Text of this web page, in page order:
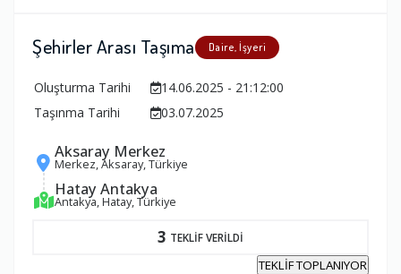
Şehirler Arası Taşıma Daire, İşyeri
Oluşturma Tarihi
14.06.2025 - 21:12:00
Taşınma Tarihi
03.07.2025
Aksaray Merkez
Merkez, Aksaray, Türkiye
Hatay Antakya
Antakya, Hatay, Türkiye
3 TEKLİF VERİLDİ
TEKLİF TOPLANIYOR